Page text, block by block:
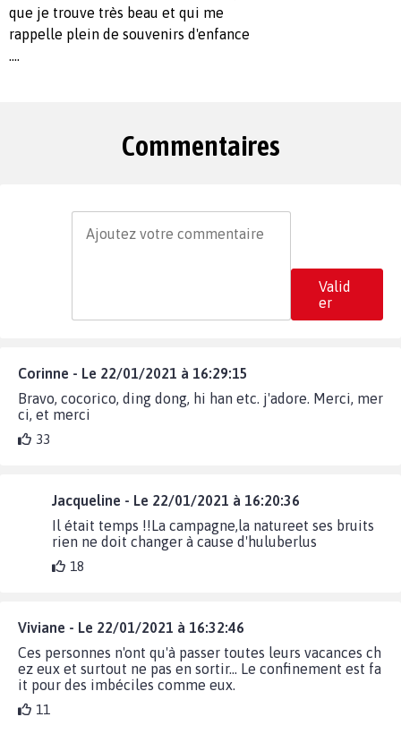
que je trouve très beau et qui me
rappelle plein de souvenirs d'enfance
....
Commentaires
Valid
er
Corinne - Le 22/01/2021 à 16:29:15
Bravo, cocorico, ding dong, hi han etc. j'adore. Merci, mer
ci, et merci
33
Jacqueline - Le 22/01/2021 à 16:20:36
Il était temps !!La campagne,la natureet ses bruits
rien ne doit changer à cause d'huluberlus
18
Viviane - Le 22/01/2021 à 16:32:46
Ces personnes n'ont qu'à passer toutes leurs vacances ch
ez eux et surtout ne pas en sortir... Le confinement est fa
it pour des imbéciles comme eux.
11